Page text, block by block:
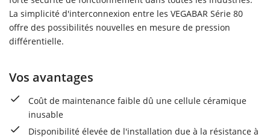
La simplicité d'interconnexion entre les VEGABAR Série 80
offre des possibilités nouvelles en mesure de pression
différentielle.
Vos avantages
Coût de maintenance faible dû une cellule céramique
inusable
Disponibilité élevée de l'installation due à la résistance à